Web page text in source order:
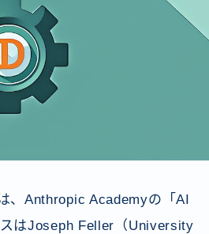
、Anthropic Academyの「AI
はJoseph Feller（University